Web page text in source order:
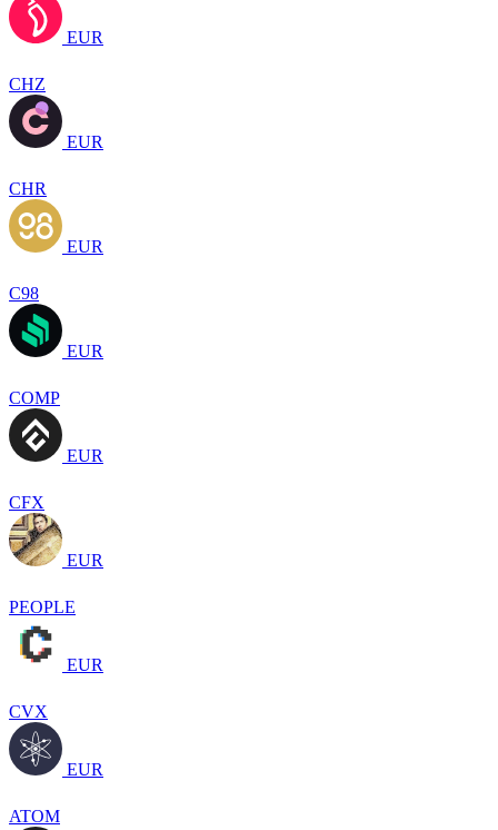
EUR
CHZ
EUR
CHR
EUR
C98
EUR
COMP
EUR
CFX
EUR
PEOPLE
EUR
CVX
EUR
ATOM